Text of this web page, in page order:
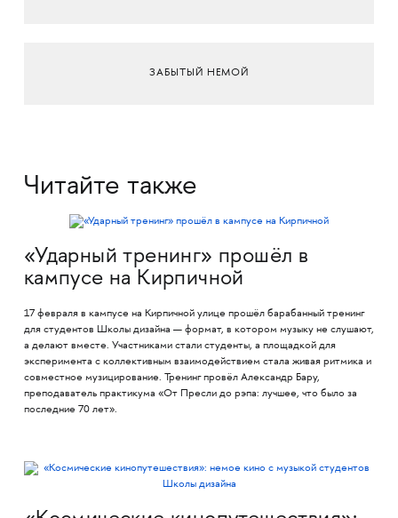
ЗАБЫТЫЙ НЕМОЙ
Читайте также
«Ударный тренинг» прошёл в
кампусе на Кирпичной
17 февраля в кампусе на Кирпичной улице прошёл барабанный тренинг
для студентов Школы дизайна — формат, в котором музыку не слушают,
а делают вместе. Участниками стали студенты, а площадкой для
эксперимента с коллективным взаимодействием стала живая ритмика и
совместное музицирование. Тренинг провёл Александр Бару,
преподаватель практикума «От Пресли до рэпа: лучшее, что было за
последние 70 лет».